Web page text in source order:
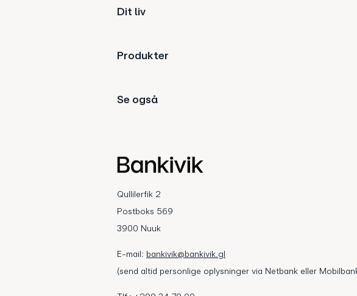
Dit liv
Produkter
Se også
Qullilerfik 2
Postboks 569
3900 Nuuk
E-mail: bankivik@bankivik.gl
(send altid personlige oplysninger via Netbank eller